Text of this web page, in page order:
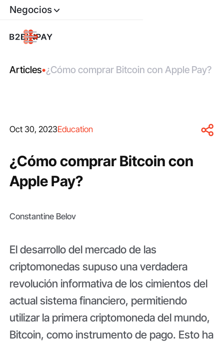
Negocios
Articles•¿Cómo comprar Bitcoin con Apple Pay?
Oct 30, 2023Education
¿Cómo comprar Bitcoin con
Apple Pay?
Constantine Belov
El desarrollo del mercado de las
criptomonedas supuso una verdadera
revolución informativa de los cimientos del
actual sistema financiero, permitiendo
utilizar la primera criptomoneda del mundo,
Bitcoin, como instrumento de pago. Esto ha